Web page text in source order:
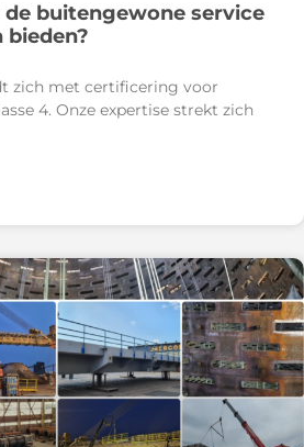
buitengewone service
bieden?
zich met certificering voor
4. Onze expertise strekt zich